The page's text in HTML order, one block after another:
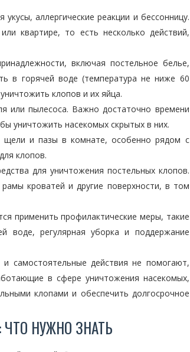
аллергические реакции и бессонницу.
квартире, то есть несколько действий,
включая постельное белье,
в горячей воде (температура не ниже 60
клопов и их яйца.
или пылесоса. Важно достаточно времени
уничтожить насекомых скрытых в них.
щели и пазы в комнате, особенно рядом с
клопов.
для уничтожения постельных клопов.
кроватей и другие поверхности, в том
применить профилактические меры, такие
воде, регулярная уборка и поддержание
самостоятельные действия не помогают,
в сфере уничтожения насекомых,
клопами и обеспечить долгосрочное
НУЖНО ЗНАТЬ